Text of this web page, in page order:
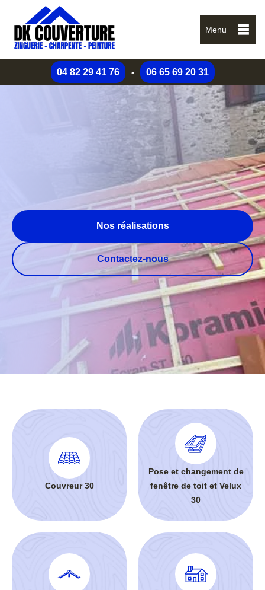
Menu
04 82 29 41 76 - 06 65 69 20 31
Nos réalisations
Contactez-nous
Couvreur 30
Pose et changement de
fenêtre de toit et Velux
30